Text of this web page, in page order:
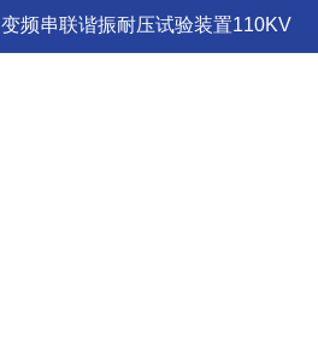
变频串联谐振耐压试验装置110KV